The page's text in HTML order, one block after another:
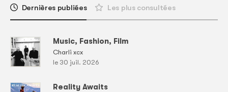
Dernières publiées Les plus consultées
Music, Fashion, Film
Charli xcx
le 30 juil. 2026
Reality Awaits